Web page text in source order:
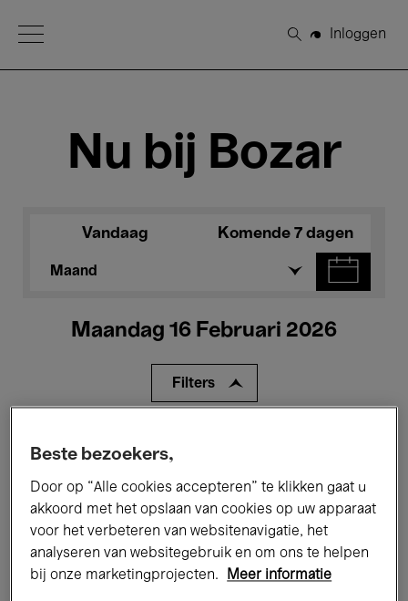
Open Menu
Zoeken
Inloggen
Nu bij Bozar
Vandaag Komende 7 dagen
Maand
Maandag 16 Februari 2026
Filters
Tentoonstellingen Films
Performances Lezingen & Debatten
Jazz Klassieke Muziek Global Music
Beste bezoekers,
Door op “Alle cookies accepteren” te klikken gaat u
akkoord met het opslaan van cookies op uw apparaat
voor het verbeteren van websitenavigatie, het
analyseren van websitegebruik en om ons te helpen
bij onze marketingprojecten.
Meer informatie